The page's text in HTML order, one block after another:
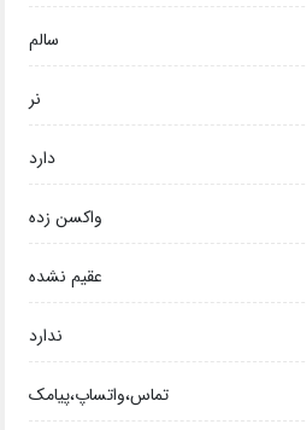
سالم
نر
دارد
واکسن زده
عقیم نشده
ندارد
تماس،واتساپ،پیامک